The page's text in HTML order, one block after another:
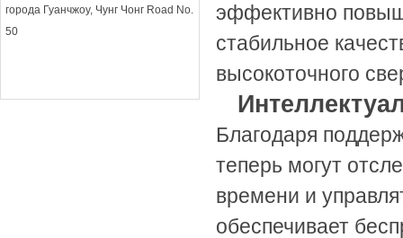
города Гуанчжоу, Чунг Чонг Road No.
50
эффективно
стабильное
высокоточного
Благодаря
теперь могут
времени и
обеспечивает